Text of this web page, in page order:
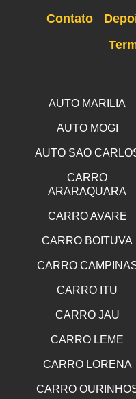
Contato
AUTO MARILIA
AUTO MOGI
AUTO SAO
CARRO
ARARAQUARA
CARRO AVARE
CARRO BOITUVA
CARRO
CARRO ITU
CARRO JAU
CARRO LEME
CARRO LORENA
CARRO